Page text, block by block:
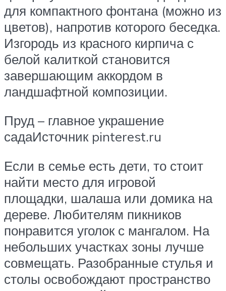
для компактного фонтана (можно из
цветов), напротив которого беседка.
Изгородь из красного кирпича с
белой калиткой становится
завершающим аккордом в
ландшафтной композиции.
Пруд – главное украшение
садаИсточник pinterest.ru
Если в семье есть дети, то стоит
найти место для игровой
площадки, шалаша или домика на
дереве. Любителям пикников
понравится уголок с мангалом. На
небольших участках зоны лучше
совмещать. Разобранные стулья и
столы освобождают пространство